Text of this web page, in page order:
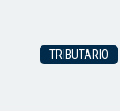
TRIBUTARIO